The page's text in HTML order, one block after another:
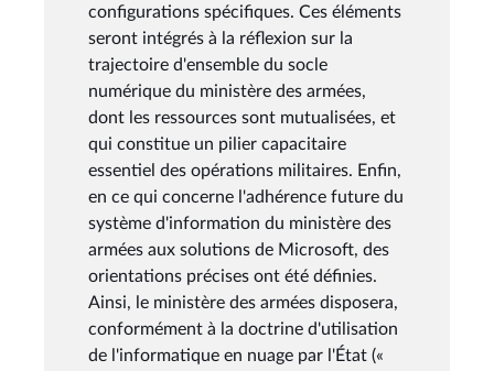
configurations spécifiques. Ces éléments
seront intégrés à la réflexion sur la
trajectoire d'ensemble du socle
numérique du ministère des armées,
dont les ressources sont mutualisées, et
qui constitue un pilier capacitaire
essentiel des opérations militaires. Enfin,
en ce qui concerne l'adhérence future du
système d'information du ministère des
armées aux solutions de Microsoft, des
orientations précises ont été définies.
Ainsi, le ministère des armées disposera,
conformément à la doctrine d'utilisation
de l'informatique en nuage par l'État («